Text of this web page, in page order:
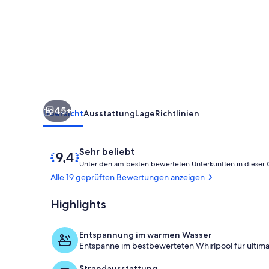
SPA
in
Indio
45+
ÜbersichtAusstattungLageRichtlinien
Bewertungen
Sehr beliebt
9,4
von
10,
beliebt
Unter den am besten bewerteten Unterkünften in dieser
Alle 19 geprüften Bewertungen anzeigen
Highlights
Entspannung im warmen Wasser
Entspanne im bestbewerteten Whirlpool für